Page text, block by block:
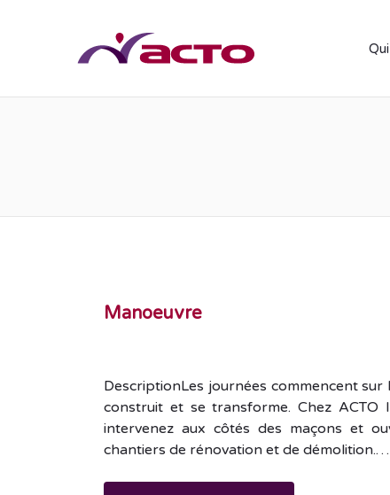
Manoeuvre
DescriptionLes journées commencent
construit et se transforme. Chez ACTO
intervenez aux côtés des maçons et
chantiers de rénovation et de démolition.…